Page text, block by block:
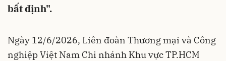
bất định".
Ngày 12/6/2026, Liên đoàn Thương mại và Công
nghiệp Việt Nam Chi nhánh Khu vực TP.HCM